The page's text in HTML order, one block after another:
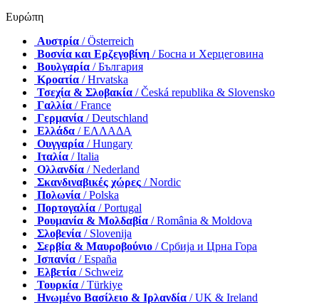
Ευρώπη
Αυστρία / Österreich
Βοσνία και Ερζεγοβίνη / Босна и Херцеговина
Βουλγαρία / България
Κροατία / Hrvatska
Τσεχία & Σλοβακία / Česká republika & Slovensko
Γαλλία / France
Γερμανία / Deutschland
Ελλάδα / ΕΛΛΑΔΑ
Ουγγαρία / Hungary
Ιταλία / Italia
Ολλανδία / Nederland
Σκανδιναβικές χώρες / Nordic
Πολωνία / Polska
Πορτογαλία / Portugal
Ρουμανία & Μολδαβία / România & Moldova
Σλοβενία / Slovenija
Σερβία & Μαυροβούνιο / Србија и Црна Гора
Ισπανία / España
Ελβετία / Schweiz
Τουρκία / Türkiye
Ηνωμένο Βασίλειο & Ιρλανδία / UK & Ireland